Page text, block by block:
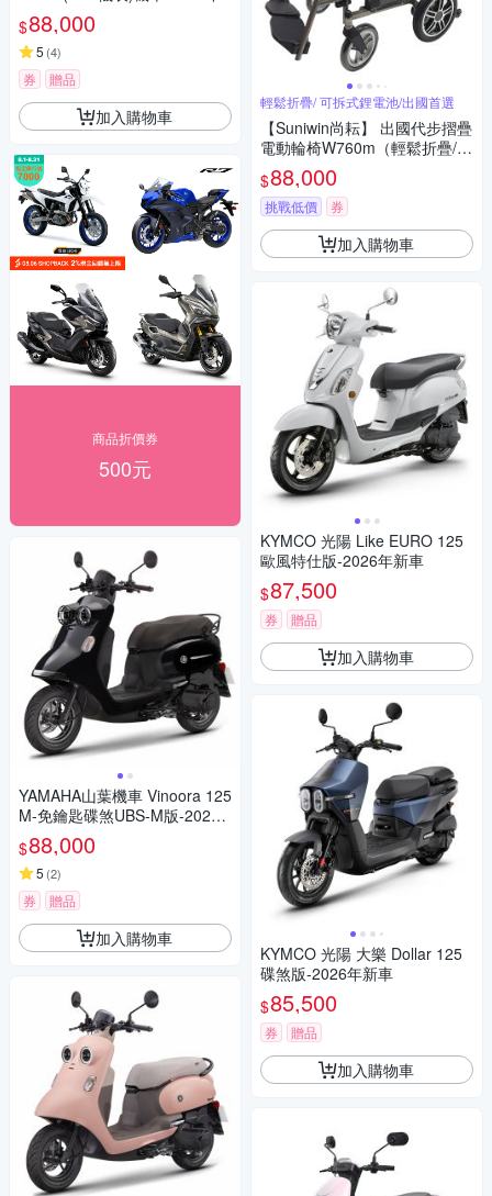
$88,000
5 (4)
券 贈品
加入購物車
商品折價券
500元
YAMAHA山葉機車 Vinoora 125
M-免鑰匙碟煞UBS-M版-2026
新車
$88,000
5 (2)
券 贈品
加入購物車
輕鬆折疊/ 可拆式鋰電池/出國首選
【Suniwin尚耘】 出國代步摺疊
電動輪椅W760m（輕鬆折疊/
可拆式鋰電池/ 出國首選）
$88,000
挑戰低價 券
加入購物車
KYMCO 光陽 Like EURO 125
歐風特仕版-2026年新車
$87,500
券 贈品
加入購物車
KYMCO 光陽 大樂 Dollar 125
碟煞版-2026年新車
$85,500
券 贈品
加入購物車